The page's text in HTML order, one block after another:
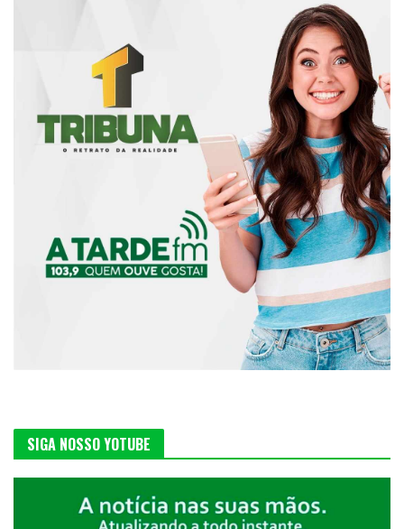
SIGA NOSSO YOTUBE